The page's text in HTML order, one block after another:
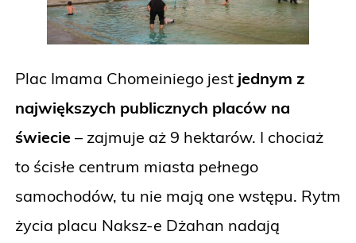
Plac Imama Chomeiniego jest jednym z
największych publicznych placów na
świecie – zajmuje aż 9 hektarów. I chociaż
to ścisłe centrum miasta pełnego
samochodów, tu nie mają one wstępu. Rytm
życia placu Naksz-e Dżahan nadają